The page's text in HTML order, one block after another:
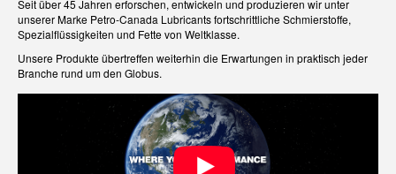
Seit über 45 Jahren erforschen, entwickeln und produzieren wir unter
unserer Marke Petro-Canada Lubricants fortschrittliche Schmierstoffe,
Spezialflüssigkeiten und Fette von Weltklasse.
Unsere Produkte übertreffen weiterhin die Erwartungen in praktisch jeder
Branche rund um den Globus.